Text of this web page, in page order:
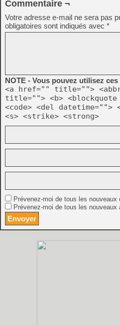
Commentaire ¬
Votre adresse e-mail ne sera pas
obligatoires sont indiqués avec *
NOTE - Vous pouvez utilisez
<a href="" title="">
title=""> <b>
<code> <del datetime="">
<s> <strike> <strong>
Prévenez-moi de tous les nouveaux
Prévenez-moi de tous les nouveaux